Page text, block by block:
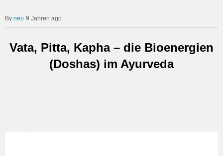
neo 9 Jahren ago
Vata, Pitta, Kapha – die Bioenergien
(Doshas) im Ayurveda